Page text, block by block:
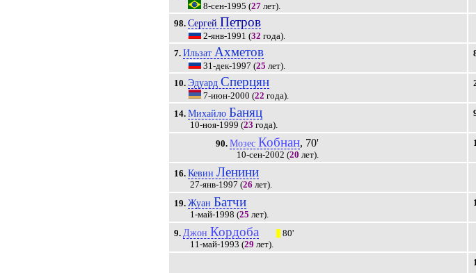
8-сен-1995 (27 лет).
98.Сергей Петров
2-янв-1991 (32 года).
7.Ильзат Ахметов
31-дек-1997 (25 лет).
10.ЭдуардСперцян
7-июн-2000 (22 года).
14.Михайло Баняц
10-ноя-1999 (23 года).
90.Мозес Кобнан, 70'
10-сен-2002 (20 лет).
16.КевинЛенини
27-янв-1997 (26 лет).
19.Жуан Батчи
1-май-1998 (25 лет).
9.Джон Кордоба
80'
11-май-1993 (29 лет).